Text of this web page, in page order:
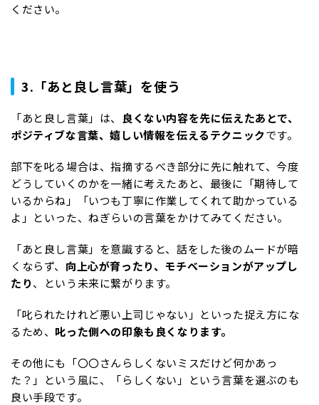
ください。
3.「あと良し言葉」を使う
「あと良し言葉」は、
良くない内容を先に伝えたあとで、
ポジティブな言葉、嬉しい情報を伝えるテクニックです。
部下を叱る場合は、指摘するべき部分に先に触れて、今度
どうしていくのかを一緒に考えたあと、最後に「期待して
いるからね」「いつも丁寧に作業してくれて助かっている
よ」といった、ねぎらいの言葉をかけてみてください。
「あと良し言葉」を意識すると、話をした後のムードが暗
くならず、 向上心が育ったり、モチベーションがアップし
たり、という未来に繋がります。
「叱られたけれど悪い上司じゃない」といった捉え方にな
るため、 叱った側への印象も良くなります。
その他にも「〇〇さんらしくないミスだけど何かあっ
た？」という風に、「らしくない」という言葉を選ぶのも
良い手段です。